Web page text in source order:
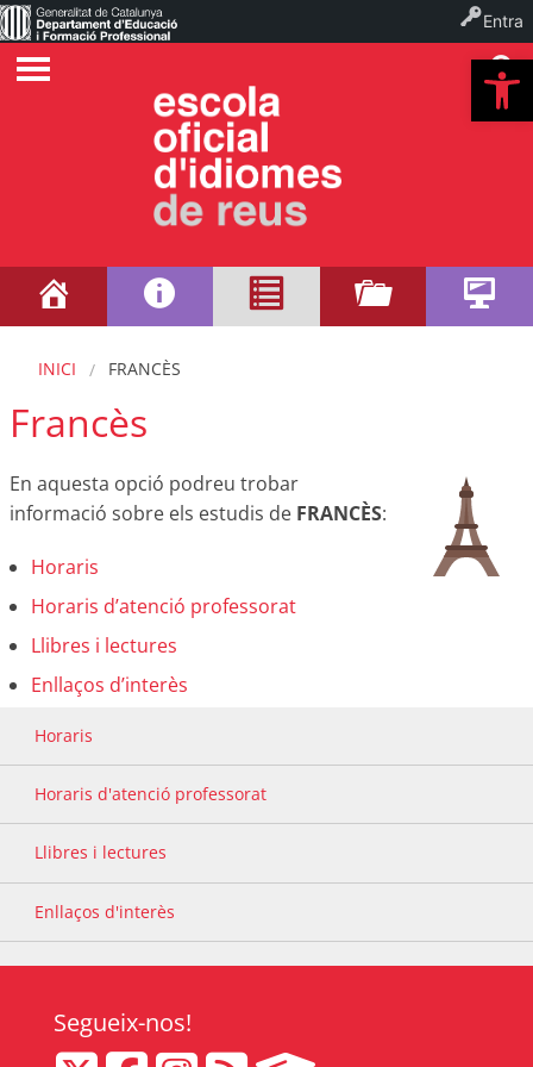
INICI FRANCÈS
Francès
En aquesta opció podreu trobar
informació sobre els estudis de FRANCÈS:
Horaris
Horaris d’atenció professorat
Llibres i lectures
Enllaços d’interès
Horaris
Horaris d'atenció professorat
Llibres i lectures
Enllaços d'interès
Segueix-nos!
Entra